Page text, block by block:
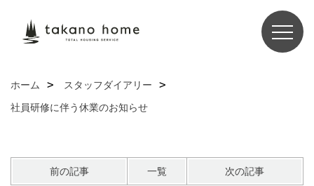
ホーム
スタッフダイアリー
社員研修に伴う休業のお知らせ
前の記事 一覧 次の記事